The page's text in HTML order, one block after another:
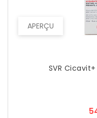
APERÇU
SVR